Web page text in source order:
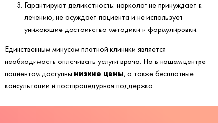
Гарантируют деликатность: нарколог не принуждает к
лечению, не осуждает пациента и не использует
унижающие достоинство методики и формулировки.
Единственным минусом платной клиники является
необходимость оплачивать услуги врача. Но в нашем центре
пациентам доступны низкие цены, а также бесплатные
консультации и постпроцедурная поддержка.